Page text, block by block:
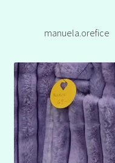
manuela.orefice